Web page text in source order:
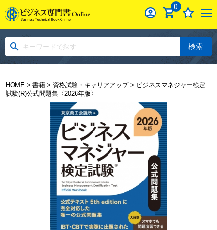
0
検索
HOME> 書籍> 資格試験・キャリアアップ> ビジネスマネジャー検定
試験(R)公式問題集〈2026年版〉